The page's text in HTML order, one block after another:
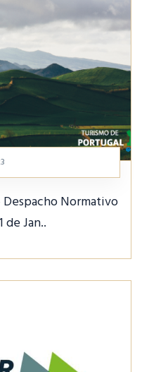
Normativo
de Jan..